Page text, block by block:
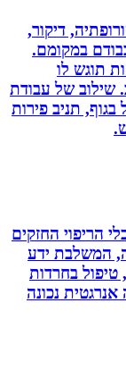
דיקור,
במקומם.
לו
של עבודת
תניב פירות
החזקים
כ-18 שנה, המשלבת ידע
בחרדות
נכונה